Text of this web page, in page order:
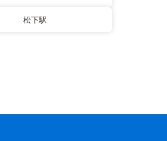
松下駅